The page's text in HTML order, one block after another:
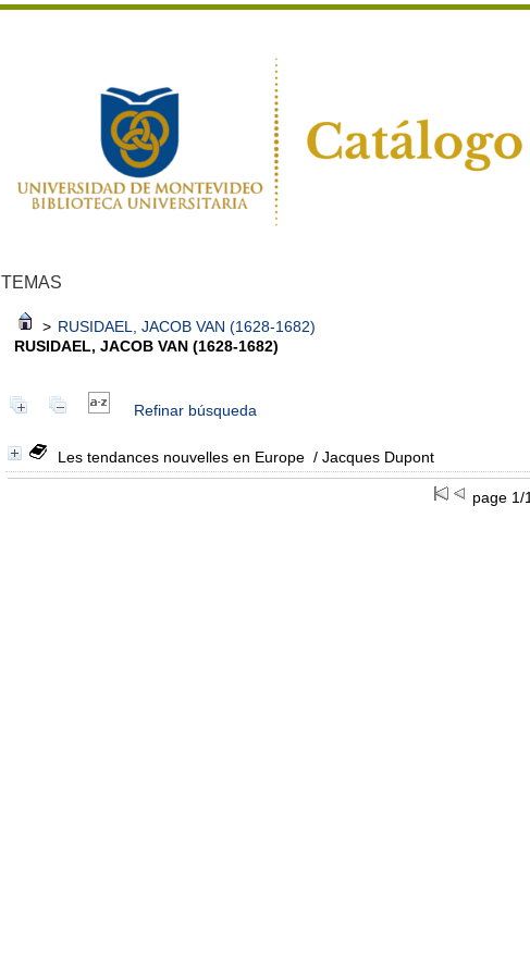
TEMAS
> RUSIDAEL, JACOB VAN (1628-1682)
RUSIDAEL, JACOB VAN (1628-1682)
Refinar búsqueda
Les tendances nouvelles en Europe / Jacques Dupont
page